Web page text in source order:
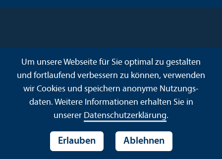
Um unsere Webseite für Sie optimal zu gestalten
und fortlaufend verbessern zu können, verwenden
wir Cookies und speichern anonyme Nutzungs­
daten. Weitere Informationen erhalten Sie in
unserer Datenschutz­erklärung.
Erlauben Ablehnen